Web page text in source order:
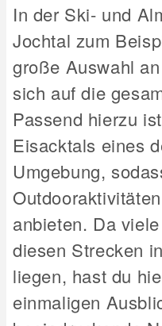
In der Ski- und
Jochtal zum
große Auswahl
sich auf die
Passend hierzu
Eisacktals eines
Umgebung,
anbieten. Da
diesen Strecken
liegen, hast du
einmaligen